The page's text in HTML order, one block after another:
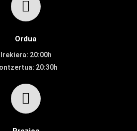
Ordua
Irekiera: 20:00h
20:30h